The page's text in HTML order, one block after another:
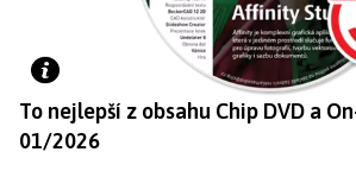
To nejlepší z obsahu Chip DVD a
01/2026